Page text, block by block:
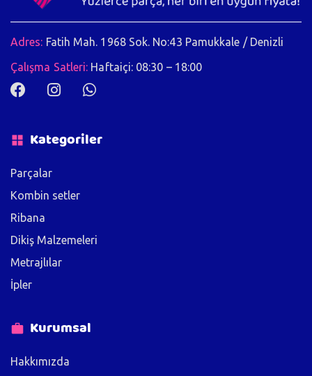
Adres: Fatih Mah. 1968 Sok. No:43 Pamukkale / Denizli
Çalışma Satleri: Haftaiçi: 08:30 – 18:00
Kategoriler
Parçalar
Kombin setler
Ribana
Dikiş Malzemeleri
Metrajlılar
İpler
Kurumsal
Hakkımızda